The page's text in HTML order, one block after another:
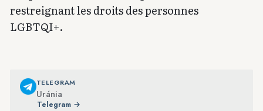
restreignant les droits des personnes
LGBTQI+.
TELEGRAM
Uránia
Telegram →